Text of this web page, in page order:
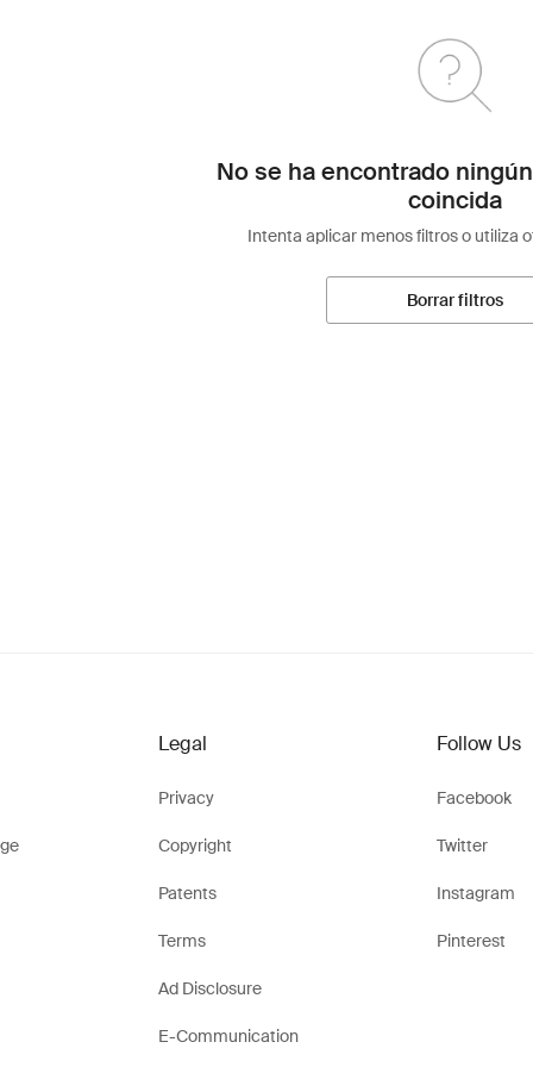
No se ha encontrado
coincida
Intenta aplicar menos filtros o utiliza
Borrar filtros
Legal
Privacy
Copyright
Patents
Terms
Ad Disclosure
E-Communication
Follow Us
Facebook
Twitter
Instagram
Pinterest